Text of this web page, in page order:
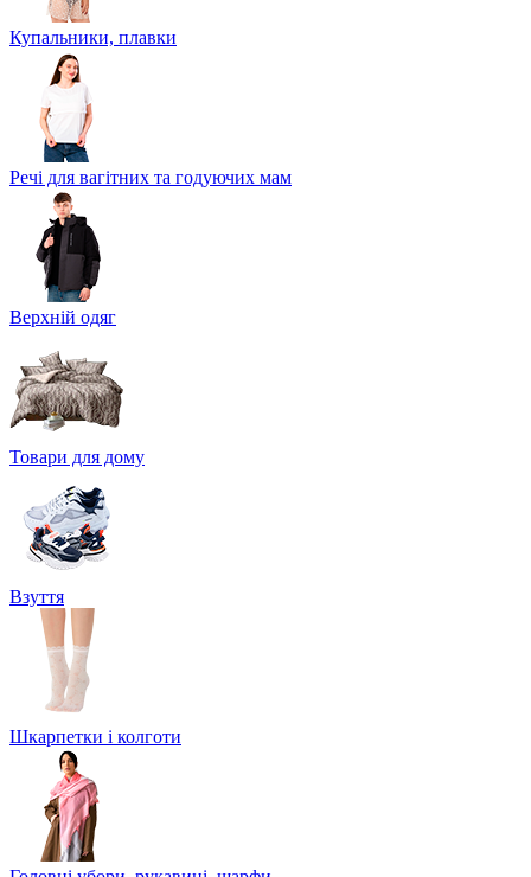
Купальники, плавки
Речі для вагітних та годуючих мам
Верхній одяг
Товари для дому
Взуття
Шкарпетки і колготи